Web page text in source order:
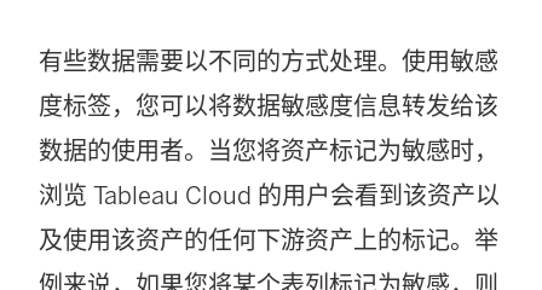
有些数据需要以不同的方式处理。使用敏感
度标签，您可以将数据敏感度信息转发给该
数据的使用者。当您将资产标记为敏感时，
浏览 Tableau Cloud 的用户会看到该资产以
及使用该资产的任何下游资产上的标记。举